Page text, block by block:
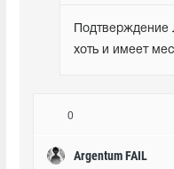
хоть и имеет
0
Argentum FAIL